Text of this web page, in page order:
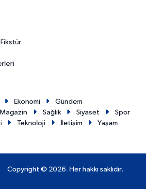
Ekonomi
Gündem
Magazin Sağlık Siyaset
Spor
Teknoloji İletişim Yaşam
Copyright © 2026. Her hakkı saklıdır.